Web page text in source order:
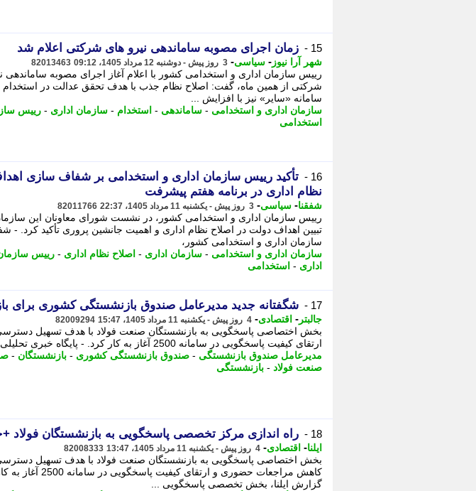
15 - زمان اجرای مصوبه ساماندهی نیرو های شرکتی اعلام شد
شهر آرا نیوز - سیاسی- 3 روز پیش - دوشنبه 12 مرداد 1405، 09:12 82013463
رییس سازمان اداری و استخدامی کشور با اعلام آغاز اجرای مصوبه ساماندهی
شرکتی از همین ماه، گفت: اصلاح نظام جذب با هدف تحقق عدالت در استخدام
سامانه «سایر» نیز با افزایش ...
سازمان اداری و استخدامی - ساماندهی - استخدام - سازمان اداری - رییس
استخدامی
16 -
تأکید رییس سازمان اداری و استخدامی بر شفاف سازی
نظام اداری در برنامه هفتم پیشرفت
شفقنا- سیاسی- 3 روز پیش - یکشنبه 11 مرداد 1405، 22:37 82011766
رییس سازمان اداری و استخدامی کشور، در نشست شورای معاونان این
تبیین اهداف دولت در اصلاح نظام اداری و اهمیت جانشین پروری تأکید کرد. -
سازمان اداری و استخدامی کشور،
سازمان اداری و استخدامی - سازمان اداری - اصلاح نظام اداری - رییس
اداری - استخدامی
17 - شگفتانه جدید مدیرعامل صندوق بازنشستگی کشوری برای
جالبتر - اقتصادی- 4 روز پیش - یکشنبه 11 مرداد 1405، 15:47 82009294
بخش اختصاصی پاسخگویی به بازنشستگان صنعت فولاد با هدف تسهیل
ارتقای کیفیت پاسخگویی در سامانه 2500 آغاز به کار کرد. - پایگاه خبری تحلیلی عصر همگرایی: ...
مدیرعامل صندوق بازنشستگی - صندوق بازنشستگی کشوری - بازنشستگان -
صنعت فولاد - بازنشستگی
18 - راه اندازی مرکز تخصصی پاسخگویی به بازنشستگان فولاد
ایلنا- اقتصادی- 4 روز پیش - یکشنبه 11 مرداد 1405، 13:47 82008333
بخش اختصاصی پاسخگویی به بازنشستگان صنعت فولاد با هدف تسهیل
کاهش مراجعات حضوری و ارتقای کیفیت
گزارش ایلنا، بخش تخصصی پاسخگویی ...